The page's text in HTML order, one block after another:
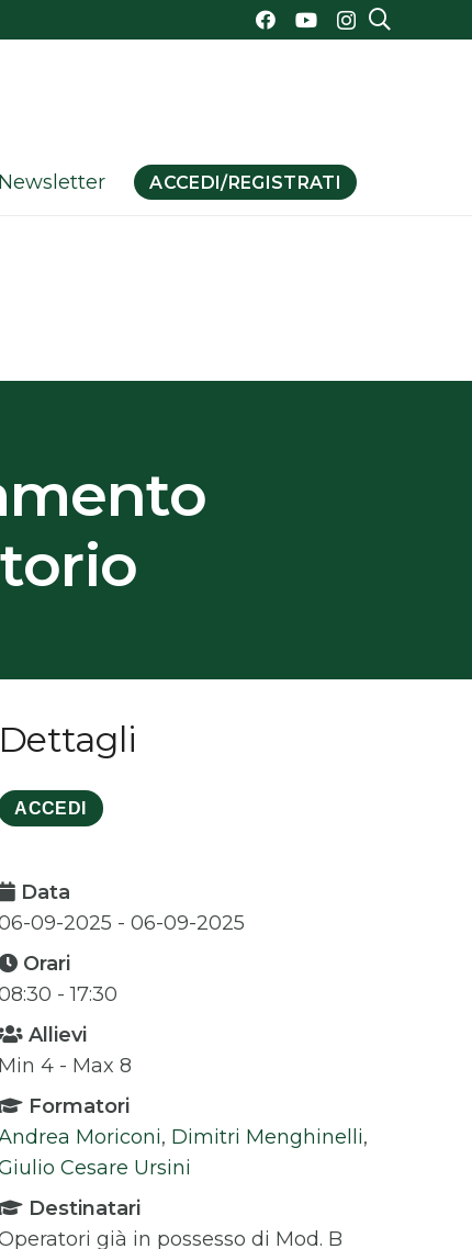
Newsletter ACCEDI/REGISTRATI
Dettagli
ACCEDI
Data
09-2025 - 06-09-2025
Orari
- 17:30
Allievi
Min 4 - Max 8
Formatori
Moriconi, Dimitri Menghinelli,
Cesare Ursini
Destinatari
già in possesso di Mod. B